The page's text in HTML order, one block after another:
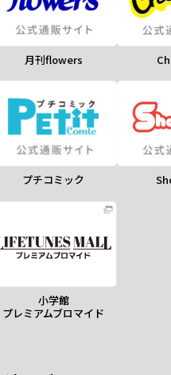
月刊flowers
プチコミック
小学館
プレミアムブロマイド